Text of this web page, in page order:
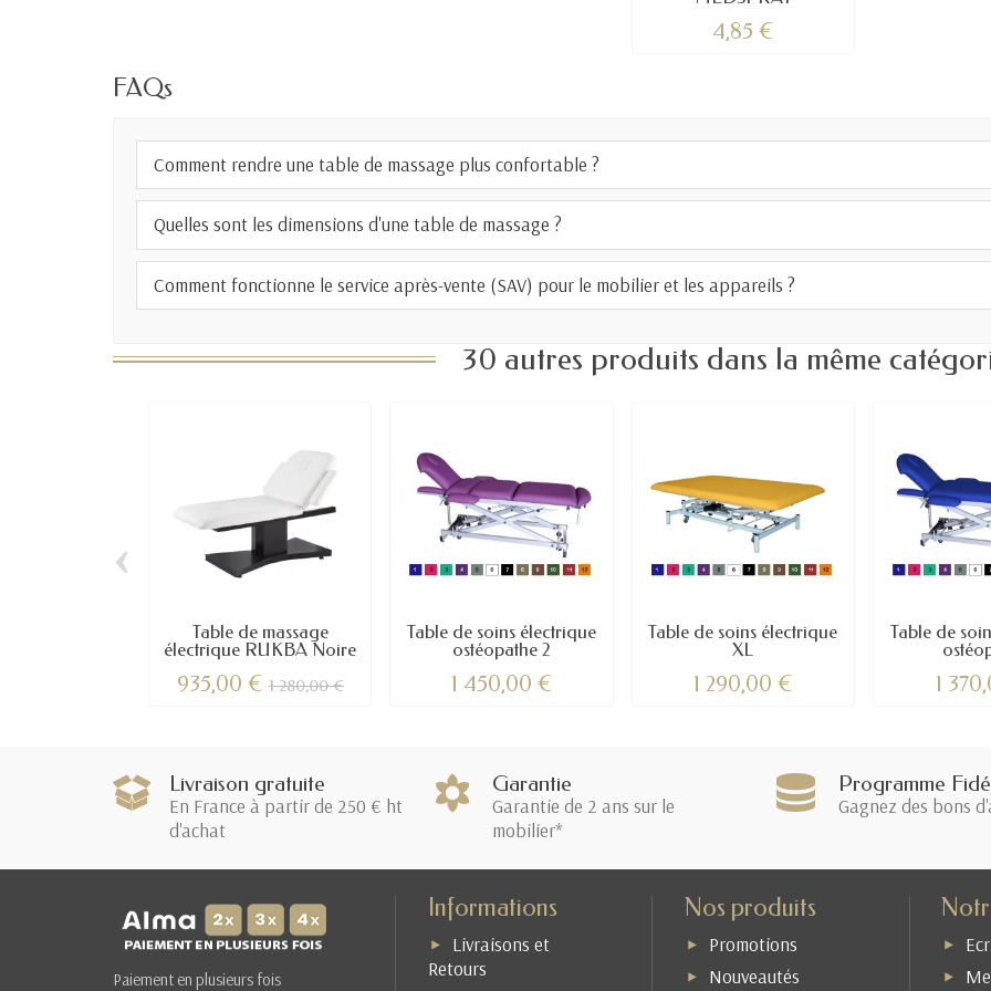
4,85 €
FAQs
Comment rendre une table de massage plus confortable ?
Quelles sont les dimensions d'une table de massage ?
Comment fonctionne le service après-vente (SAV) pour le mobilier et les appareils ?
30 autres produits dans la même
Table de massage
électrique RUKBA Noire
935,00 € 1 280,00 €
Table de soins électrique
ostéopathe 2
1 450,00 €
Table de soins électrique
XL
1 290,00 €
Table de
1
‹
Livraison gratuite
En France à partir de 250 € ht
d'achat
Garantie
Garantie de 2 ans sur le
mobilier*
Programme
Gagnez des bons
Paiement en plusieurs fois
Informations
Livraisons et
Retours
Nos produits
Promotions
Nouveautés